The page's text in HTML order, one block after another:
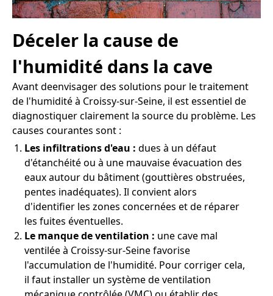
Déceler la cause de
l'humidité dans la cave
Avant deenvisager des solutions pour le traitement
de l'humidité à Croissy-sur-Seine, il est essentiel de
diagnostiquer clairement la source du problème. Les
causes courantes sont :
Les infiltrations d'eau : dues à un défaut
d'étanchéité ou à une mauvaise évacuation des
eaux autour du bâtiment (gouttières obstruées,
pentes inadéquates). Il convient alors
d'identifier les zones concernées et de réparer
les fuites éventuelles.
Le manque de ventilation : une cave mal
ventilée à Croissy-sur-Seine favorise
l'accumulation de l'humidité. Pour corriger cela,
il faut installer un système de ventilation